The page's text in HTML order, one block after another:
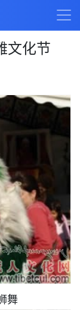
文化节
舞